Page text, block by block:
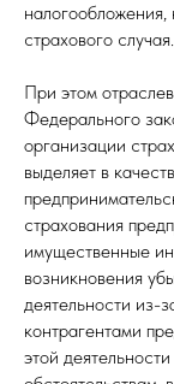
налогообложения,
страхового случая.
При этом
Федерального
организации
выделяет в
страхования
имущественные
возникновения
деятельности из-
контрагентами
этой